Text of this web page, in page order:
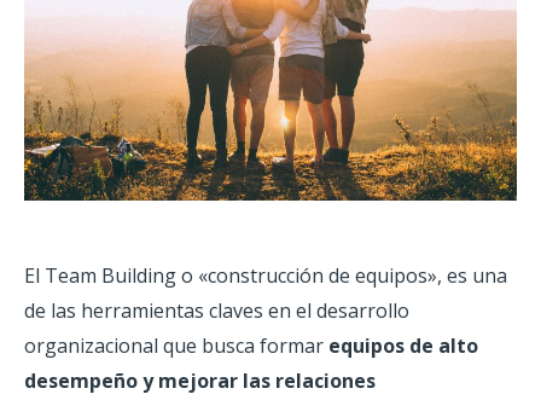
El Team Building o «construcción de equipos», es una
de las herramientas claves en el desarrollo
organizacional que busca formar equipos de alto
desempeño y mejorar las relaciones